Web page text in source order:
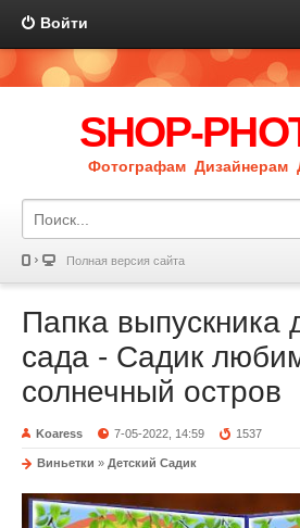
Войти
SHOP-
Фотографам Дизайнерам
Полная версия сайта
Папка выпускника
сада - Садик
солнечный остров
Koaress 7-05-2022, 14:59 1537
Виньетки » Детский Садик